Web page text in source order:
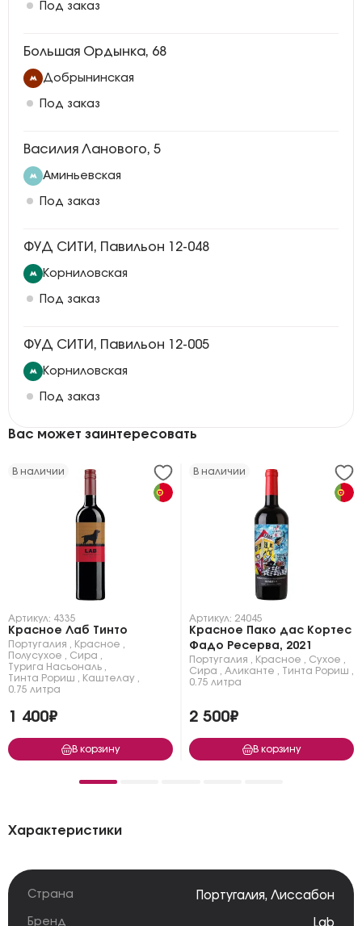
Под заказ
Большая Ордынка, 68
Добрынинская
Под заказ
Василия Ланового, 5
Аминьевская
Под заказ
ФУД СИТИ, Павильон 12-048
Корниловская
Под заказ
ФУД СИТИ, Павильон 12-005
Корниловская
Под заказ
Вас может заинтересовать
В наличии
Артикул: 4335
Красное Лаб Тинто
Португалия Красное
Полусухое
Сира
Турига Насьональ
Тинта Рориш
Каштелау
0.75 литра
1 400₽
В корзину
В наличии
Артикул: 24045
Красное Пако дас Кортес
Фадо Ресерва, 2021
Португалия Красное Сухое
Сира
Аликанте Тинта Рориш
0.75 литра
2 500₽
В корзину
Характеристики
Страна Португалия, Лиссабон
Бренд Lab